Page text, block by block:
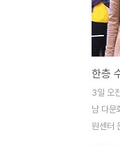
기본계
내용을
당직 서
조장들
평등 실
정리가
을 만들
부족하
3일 오
남 다문
원센터